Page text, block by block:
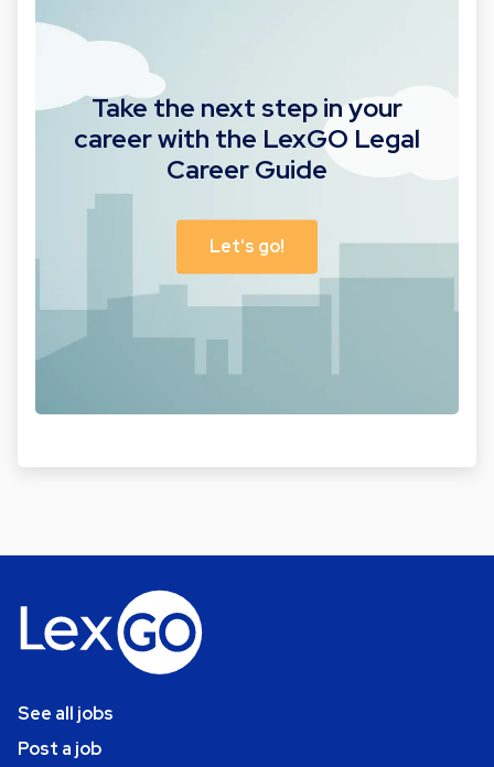
Take the next step in your
career with the LexGO Legal
Career Guide
Let's go!
See all jobs
Post a job